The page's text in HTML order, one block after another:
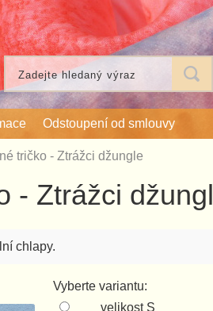
Odstoupení od smlouvy
tričko - Ztrážci džungle
- Ztrážci
chlapy.
Vyberte variantu:
velikost S